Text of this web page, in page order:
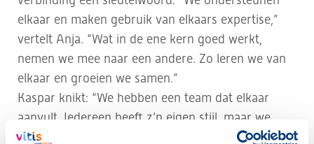
elkaar en maken gebruik van elkaars expertise,”
vertelt Anja. “Wat in de ene kern goed werkt,
nemen we mee naar een andere. Zo leren we van
elkaar en groeien we samen.”
Kaspar knikt: “We hebben een team dat elkaar
aanvult. Iedereen heeft z’n eigen stijl, maar we
trekken samen op. In onze appgroep delen we